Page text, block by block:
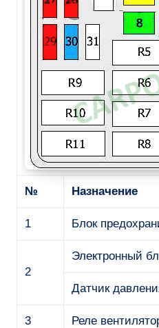
№ Назначение
1 Блок
2
Электронный
Датчик
3 Реле